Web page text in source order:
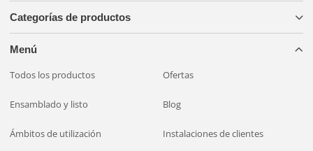
Instalamos a precio fijo. ¿Preguntas?
Categorías de productos
Menú
Todos los productos Ofertas
Ensamblado y listo Blog
Ámbitos de utilización Instalaciones de clientes